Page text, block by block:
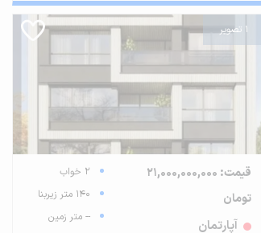
1 تصویر
قیمت: 21,000,000,000
تومان
آپارتمان
2 خواب
140 متر زیربنا
-- متر زمین